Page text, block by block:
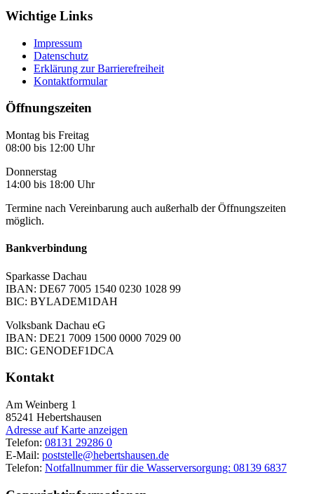
Wichtige Links
Impressum
Datenschutz
Erklärung zur Barrierefreiheit
Kontaktformular
Öffnungszeiten
Montag bis Freitag
08:00 bis 12:00 Uhr
Donnerstag
14:00 bis 18:00 Uhr
Termine nach Vereinbarung auch außerhalb der Öffnungszeiten
möglich.
Bankverbindung
Sparkasse Dachau
IBAN: DE67 7005 1540 0230 1028 99
BIC: BYLADEM1DAH
Volksbank Dachau eG
IBAN: DE21 7009 1500 0000 7029 00
BIC: GENODEF1DCA
Kontakt
Am Weinberg 1
85241 Hebertshausen
Adresse auf Karte anzeigen
Telefon: 08131 29286 0
E-Mail: poststelle@hebertshausen.de
Telefon: Notfallnummer für die Wasserversorgung: 08139 6837